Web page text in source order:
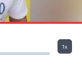
1x